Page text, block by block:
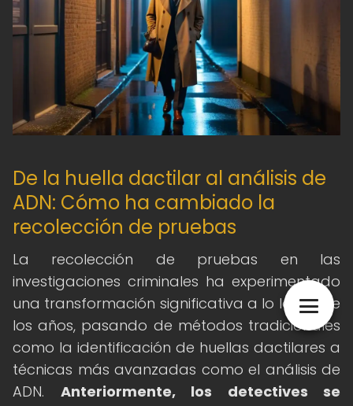
De la huella dactilar al análisis de
ADN: Cómo ha cambiado la
recolección de pruebas
La recolección de pruebas en las
investigaciones criminales ha experimentado
una transformación significativa a lo largo de
los años, pasando de métodos tradicionales
como la identificación de huellas dactilares a
técnicas más avanzadas como el análisis de
ADN. Anteriormente, los detectives se